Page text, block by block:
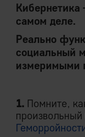
Кибернетика
самом деле.
Реально
социальный
измеримыми
1. Помните,